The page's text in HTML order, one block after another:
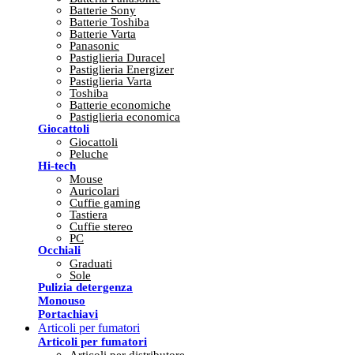
Batterie Sony
Batterie Toshiba
Batterie Varta
Panasonic
Pastiglieria Duracel
Pastiglieria Energizer
Pastiglieria Varta
Toshiba
Batterie economiche
Pastiglieria economica
Giocattoli
Giocattoli
Peluche
Hi-tech
Mouse
Auricolari
Cuffie gaming
Tastiera
Cuffie stereo
PC
Occhiali
Graduati
Sole
Pulizia detergenza
Monouso
Portachiavi
Articoli per fumatori
Articoli per fumatori